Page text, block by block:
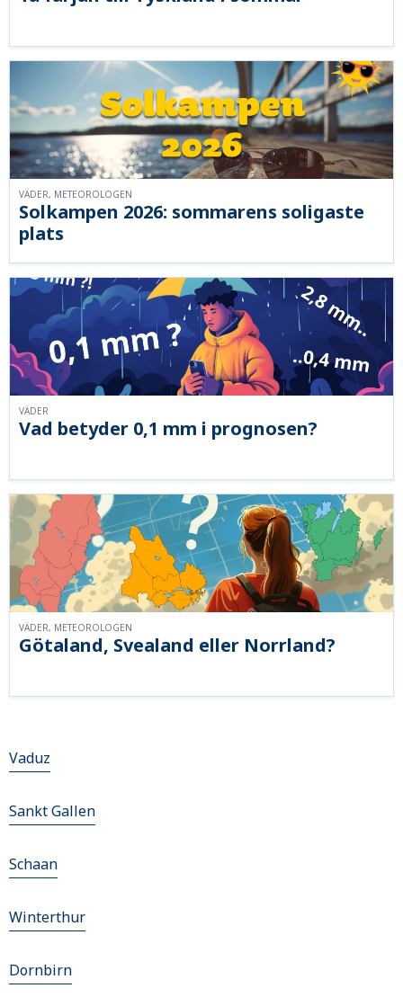
Solkampen 2026: sommarens soligaste
plats
VÄDER, METEOROLOGEN
Vad betyder 0,1 mm i prognosen?
VÄDER
Götaland, Svealand eller Norrland?
VÄDER, METEOROLOGEN
Vaduz
Sankt Gallen
Schaan
Winterthur
Dornbirn